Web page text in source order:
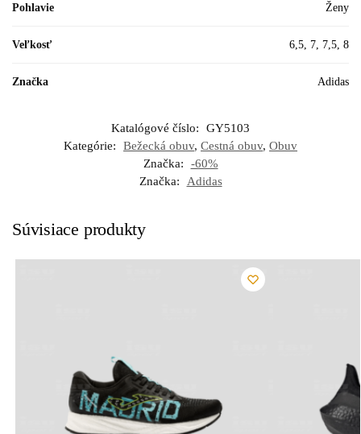
Pohlavie Ženy
Veľkosť 6,5, 7, 7,5, 8
Značka Adidas
Katalógové číslo:
GY5103
Kategórie:
Bežecká obuv, Cestná obuv, Obuv
Značka:
-60%
Značka:
Adidas
Súvisiace produkty